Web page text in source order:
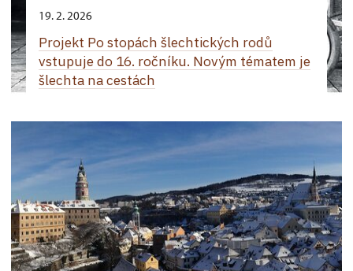
19. 2. 2026
Projekt Po stopách šlechtických rodů
vstupuje do 16. ročníku. Novým tématem je
šlechta na cestách